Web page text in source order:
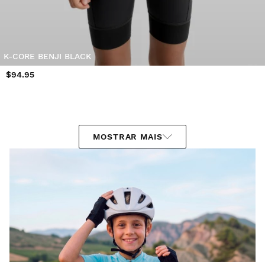
K-CORE BENJI BLACK
$94.95
MOSTRAR MAIS